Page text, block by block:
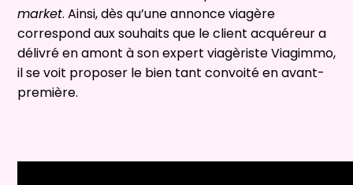
market. Ainsi, dès qu’une annonce viagère
correspond aux souhaits que le client acquéreur a
délivré en amont à son expert viagèriste Viagimmo,
il se voit proposer le bien tant convoité en avant-
première.